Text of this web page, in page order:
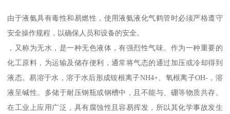
由于液氨具有毒性和易燃性，使用液氨液化气鹤管时必须严格遵守
安全操作规程，以确保人员和设备的安全。
，又称为无水，是一种无色液体，有强烈性气味。作为一种重要的
化工原料，为运输及储存便利，通常将气态的通过加压或冷却得到
液态。易溶于水，溶于水后形成铵根离子NH4+、氧根离子OH-，溶
液呈碱性。多储于耐压钢瓶或钢槽中，且不能与、硼等物质共存。
在工业上应用广泛，具有腐蚀性且容易挥发，所以其化学事故发生